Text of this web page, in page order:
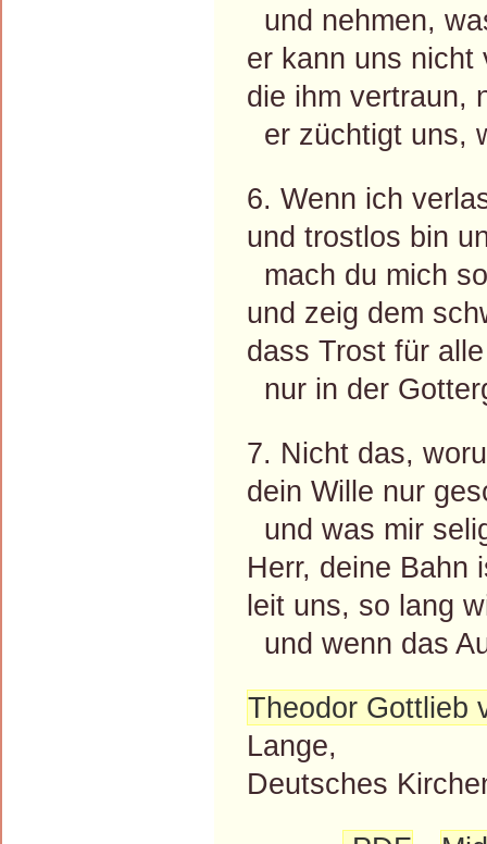
und nehmen,
er kann uns nicht
die ihm vertraun,
er züchtigt uns,
6. Wenn ich
und trostlos bin
mach du mich
und zeig dem
dass Trost für
nur in der
7. Nicht das,
dein Wille nur
und was mir
Herr, deine Bahn
leit uns, so lang
und wenn das
Theodor Gottlieb
Lange,
Deutsches